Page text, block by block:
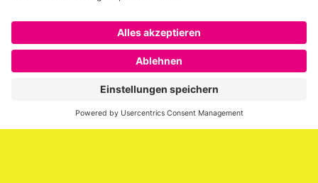
Über SAATKORN
SAATKORN ist der Blog von Gero Hesse. Seit 2009 schreibt
er über die Themen Employer Branding,